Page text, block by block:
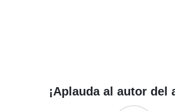
¡Aplauda al autor del